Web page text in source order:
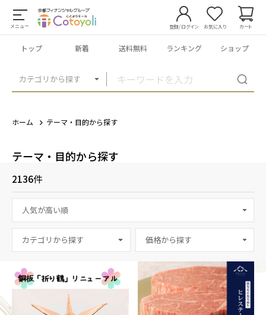
メニュー
カテゴリから探す
登録/ログイン お気に入り カート
トップ 新着 送料無料 ランキング ショップ
ホーム テーマ・目的から探す
テーマ・目的から探す
2136件
カテゴリから探す